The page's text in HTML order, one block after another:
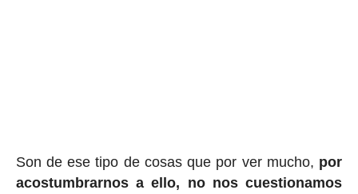
Son de ese tipo de cosas que por ver mucho, por
acostumbrarnos a ello, no nos cuestionamos